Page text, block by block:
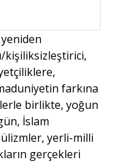
kişiliksizleştirici,
farkına
birlikte, yoğun
İslam
yerli-milli
gerçekleri